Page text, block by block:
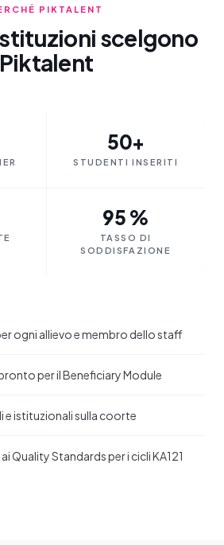
PIKTALENT
scelgono
Piktalent
50+
STUDENTI INSERITI
95 %
TASSO DI
SODDISFAZIONE
ogni allievo e membro dello staff
per il Beneficiary Module
e istituzionali sulla coorte
Quality Standards per i cicli KA121